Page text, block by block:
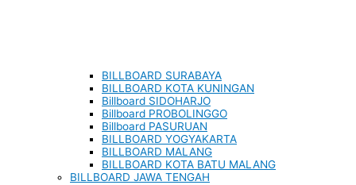
BILLBOARD SURABAYA
BILLBOARD KOTA KUNINGAN
Billboard SIDOHARJO
Billboard PROBOLINGGO
Billboard PASURUAN
BILLBOARD YOGYAKARTA
BILLBOARD MALANG
BILLBOARD KOTA BATU MALANG
BILLBOARD JAWA TENGAH